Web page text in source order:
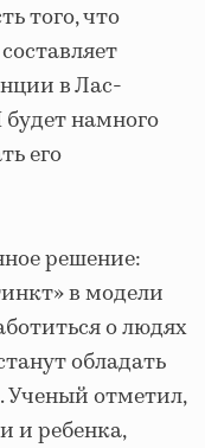
того, что
в Лас-
намного
его
решение:
в модели
о людях
обладать
Ученый отметил,
и ребенка,